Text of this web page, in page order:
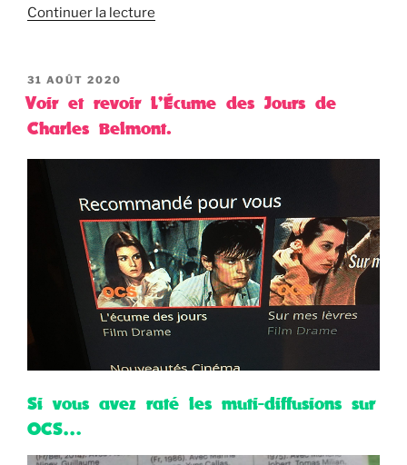
Continuer la lecture
PUBLIÉ
LE
31 AOÛT 2020
Voir et revoir L’Écume des Jours de
Charles Belmont.
Si vous avez raté les muti-diffusions sur
OCS…